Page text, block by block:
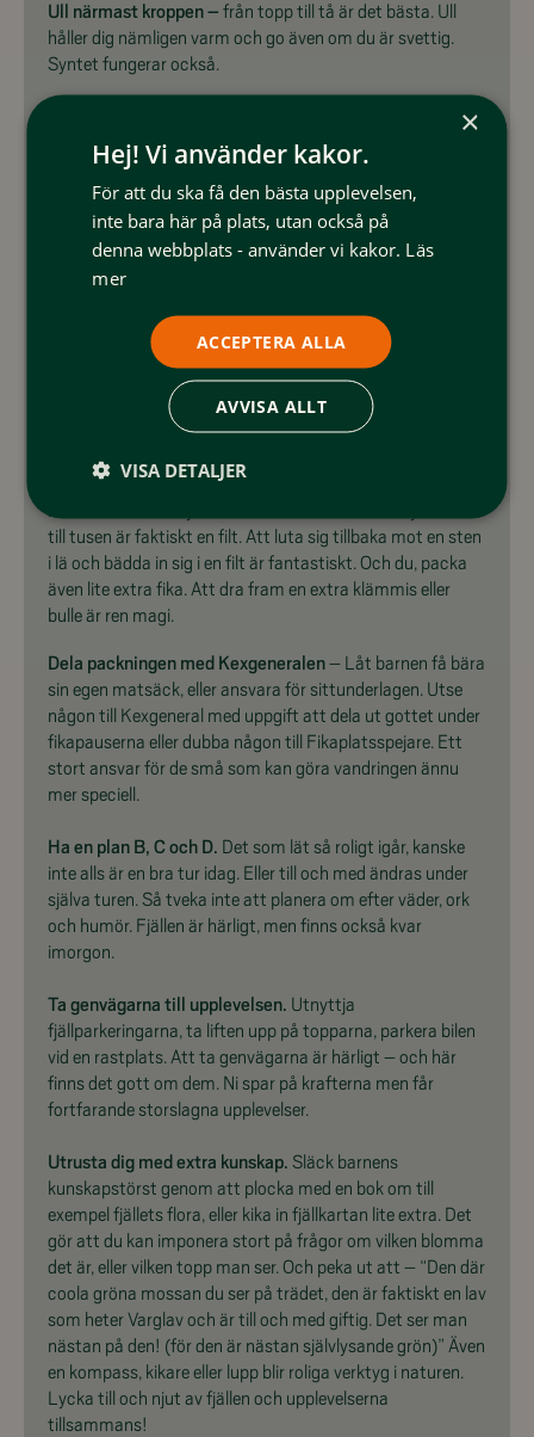
Ull närmast kroppen – från topp till tå är det bästa. Ull
håller dig nämligen varm och go även om du är svettig.
Syntet fungerar också.
Vandrar du med barn
är det sällan målet som är målet. Det är att njuta av tiden
tillsammans. Och pauser är perfekt för detta. Leta upp de
coolaste stenarna, kolla in mossor, fjällväxter och spana
efter lämmelbon längs leden. Att klämma in upplevelse-
pauser mellan fikapauserna är att rekommendera: Både
för att alla kan återhämta och för att det är roligt! Tiden
efter nästa tur.
På fjällturen med barn kan det vara bra
att packa extra – förutom de självklara regnskyddet.
Varma energiknippen blir lätt kalla i fjällvinden.
Utforskandet av bäckar och myrar kan lätt bli en blöt
upplevelse. Så ta med dig lite mer än vad du tror att du
behöver. En lite skrymmande sak som kan öka mysfaktorn
till tusen är faktiskt en filt. Att luta sig tillbaka mot en sten
i lä och bädda in sig i en filt är fantastiskt. Och du, packa
även lite extra fika. Att dra fram en extra klämmis eller
bulle är ren magi.
Dela packningen med Kexgeneralen– Låt barnen få bära
sin egen matsäck, eller ansvara för sittunderlagen. Utse
någon till Kexgeneral med uppgift att dela ut gottet under
fikapauserna eller dubba någon till Fikaplatsspejare. Ett
stort ansvar för de små som kan göra vandringen ännu
mer speciell.
Ha en plan B, C och D. Det som lät så roligt igår, kanske
inte alls är en bra tur idag. Eller till och med ändras under
själva turen. Så tveka inte att planera om efter väder, ork
och humör. Fjällen är härligt, men finns också kvar
imorgon.
Ta genvägarna till upplevelsen. Utnyttja
fjällparkeringarna, ta liften upp på topparna, parkera bilen
vid en rastplats. Att ta genvägarna är härligt – och här
finns det gott om dem. Ni spar på krafterna men får
fortfarande storslagna upplevelser.
Utrusta dig med extra kunskap. Släck barnens
kunskapstörst genom att plocka med en bok om till
exempel fjällets flora, eller kika in fjällkartan lite extra. Det
gör att du kan imponera stort på frågor om vilken blomma
det är, eller vilken topp man ser. Och peka ut att – “Den där
coola gröna mossan du ser på trädet, den är faktiskt en lav
som heter Varglav och är till och med giftig. Det ser man
nästan på den! (för den är nästan självlysande grön)” Även
en kompass, kikare eller lupp blir roliga verktyg i naturen.
Lycka till och njut av fjällen och upplevelserna
tillsammans!
×
Hej! Vi använder kakor.
För att du ska få den bästa upplevelsen,
inte bara här på plats, utan också på
denna webbplats - använder vi kakor. Läs
mer
ACCEPTERA ALLA
AVVISA ALLT
VISA DETALJER